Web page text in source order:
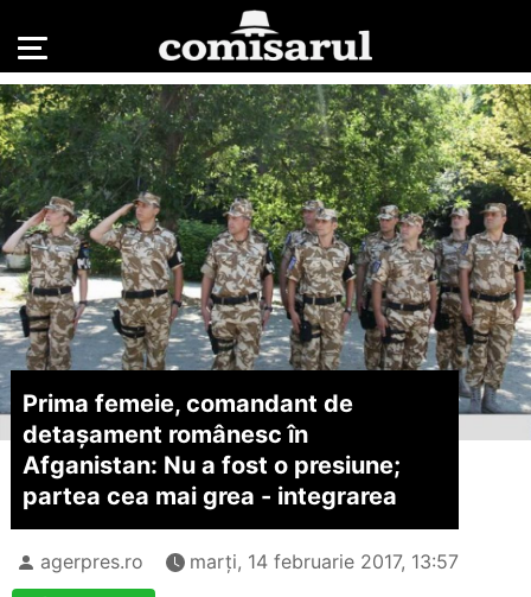
Prima femeie, comandant de
detașament românesc în
Afganistan: Nu a fost o presiune;
partea cea mai grea - integrarea
agerpres.ro marți, 14 februarie 2017, 13:57